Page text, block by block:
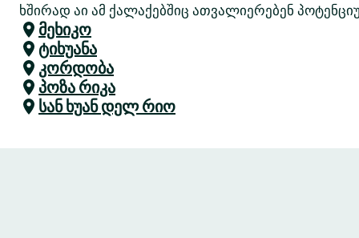
ხშირად აი ამ ქალაქებშიც ათვალიერებენ
მეხიკო
ტიხუანა
კორდობა
პოზა რიკა
სან ხუან დელ რიო